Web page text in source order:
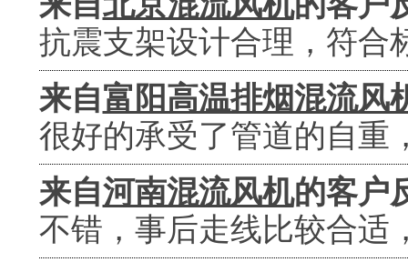
抗震支架设计合理，符合
来自富阳高温排烟混流风
很好的承受了管道的自重
来自河南混流风机的客户
不错，事后走线比较合适